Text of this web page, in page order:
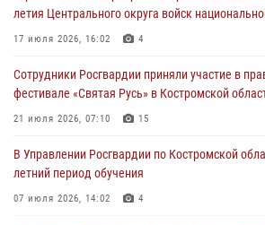
Cотрудники Росгвардии и их семьи приняли
28 июля 2026, 06:14 2
Более пятидесяти поступивших сигналов
27 июля 2026, 09:53
«Росгвардия. Вехи истории»: послевоенный
летия Центрального округа войск
17 июля 2026, 16:02 4
Сотрудники Росгвардии приняли участие в
фестивале «Святая Русь» в Костромской
21 июля 2026, 07:10 15
В Управлении Росгвардии по Костромской
летний период обучения
07 июля 2026, 14:02 4